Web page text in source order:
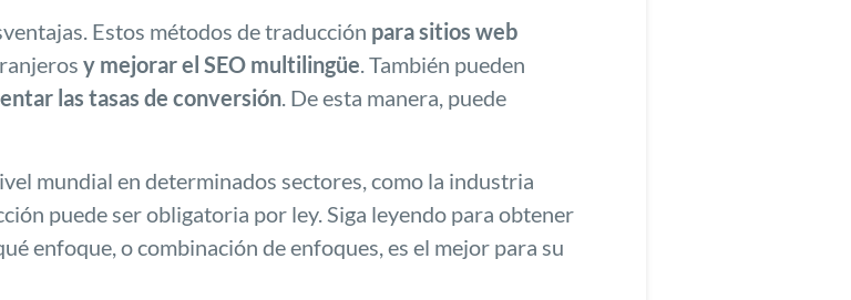
Estos métodos de traducción para sitios web
y mejorar el SEO multilingüe. También pueden
las tasas de conversión. De esta manera, puede
mundial en determinados sectores, como la industria
puede ser obligatoria por ley. Siga leyendo para obtener
enfoque, o combinación de enfoques, es el mejor para su